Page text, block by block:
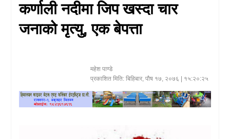
मनोरञ्जन
खेलकुद
कर्णाली नदीमा जिप खस्दा चार
जनाको मृत्यु, एक बेपत्ता
महेश पाण्डे
प्रकाशित मिति: बिहिबार, पौष १७, २०७६ | १५:२०:२५